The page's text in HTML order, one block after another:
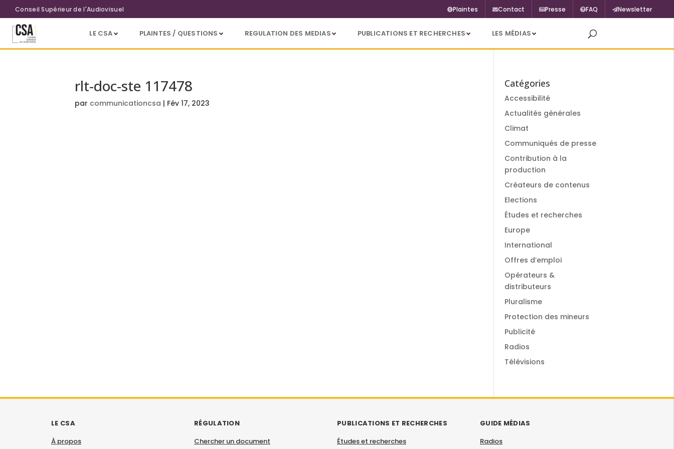
Aller au contenu principal
Conseil Supérieur de l'Audiovisuel Plaintes Contact Presse FAQ Newsletter
LE CSA PLAINTES / QUESTIONS REGULATION DES MEDIAS PUBLICATIONS ET RECHERCHES LES MÉDIAS
rlt-doc-ste 117478
par communicationcsa | Fév 17, 2023
Catégories
Accessibilité
Actualités générales
Climat
Communiqués de presse
Contribution à la
production
Créateurs de contenus
Elections
Études et recherches
Europe
International
Offres d’emploi
Opérateurs &
distributeurs
Pluralisme
Protection des mineurs
Publicité
Radios
Télévisions
LE CSA
À propos
RÉGULATION
Chercher un document
PUBLICATIONS ET RECHERCHES
Études et recherches
GUIDE MÉDIAS
Radios